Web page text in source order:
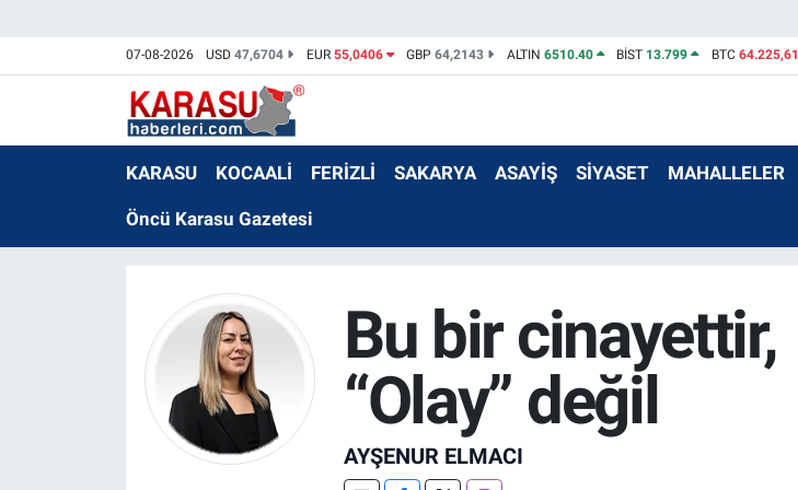
07-08-2026 USD47,6704 EUR 55,0406 GBP64,2143 ALTIN 6510.40 BİST 13.799 BTC 64.225,61
KARASU KOCAALİ FERİZLİ SAKARYA ASAYİŞ SİYASET MAHALLELER
Öncü Karasu Gazetesi
Bu bir cinayettir,
“Olay” değil
AYŞENUR ELMACI